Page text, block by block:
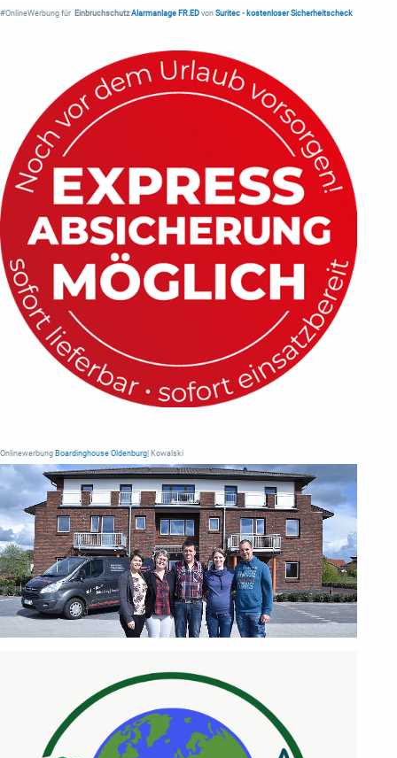
#OnlineWerbung für Einbruchschutz Alarmanlage FR.ED von Suritec • kostenloser Sicherheitscheck
Onlinewerbung Boardinghouse Oldenburg | Kowalski